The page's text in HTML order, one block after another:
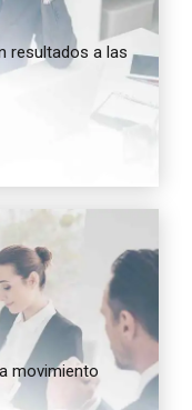
resultados a las
movimiento